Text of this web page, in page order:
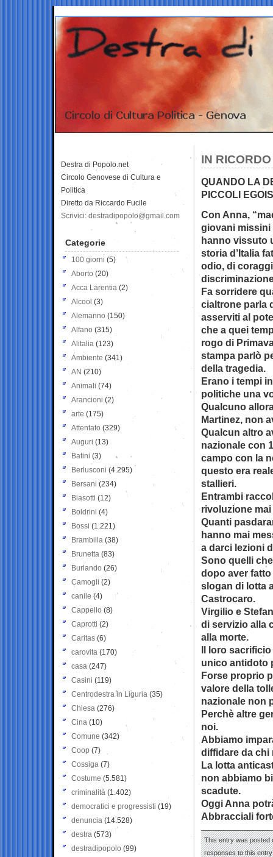
IN
QUANDO LA
PICCOLI
Con Anna,
giovani missini
hanno vissuto
storia d’Italia
odio, di
Fa sorridere
cialtrone parla
asserviti al
che a quei
rogo di
stampa parlò
della tragedia.
Erano i tempi
politiche una
Qualcuno
Martinez, non
Qualcun altro
nazionale con
campo con la
questo era
stallieri.
Entrambi
rivoluzione mai
Quanti
hanno mai
a darci lezioni
Sono quelli
dopo aver
slogan di lotta
Castrocaro.
Virgilio e
di servizio alla
alla morte.
Il loro
unico antidoto
Forse proprio
valore della
nazionale non
Perchè altre
noi.
Abbiamo
diffidare da
La lotta
non abbiamo
scadute.
Oggi Anna
Abbracciali
This entry was posted
responses to this
Destra di Popolo.net
Circolo Genovese di Cultura e
Politica
Diretto da Riccardo Fucile
Scrivici: destradipopolo@gmail.com
Categorie
100 giorni (5)
Aborto (20)
Acca Larentia (2)
Alcool (3)
Alemanno (150)
Alfano (315)
Alitalia (123)
Ambiente (341)
AN (210)
Animali (74)
Arancioni (2)
arte (175)
Attentato (329)
Auguri (13)
Batini (3)
Berlusconi (4.295)
Bersani (234)
Biasotti (12)
Boldrini (4)
Bossi (1.221)
Brambilla (38)
Brunetta (83)
Burlando (26)
Camogli (2)
canile (4)
Cappello (8)
Caprotti (2)
Caritas (6)
carovita (170)
casa (247)
Casini (119)
Centrodestra in Liguria (35)
Chiesa (276)
Cina (10)
Comune (342)
Coop (7)
Cossiga (7)
Costume (5.581)
criminalità (1.402)
democratici e progressisti (19)
denuncia (14.528)
destra (573)
destradipopolo (99)